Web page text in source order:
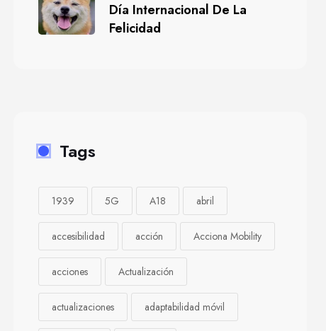
Día Internacional De La
Felicidad
Tags
1939 5G A18 abril
accesibilidad acción Acciona Mobility
acciones Actualización
actualizaciones adaptabilidad móvil